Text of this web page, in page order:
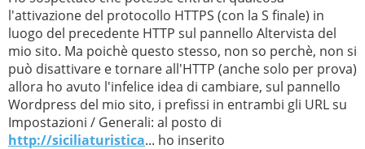
l'attivazione del protocollo HTTPS (con la S finale) in
luogo del precedente HTTP sul pannello Altervista del
mio sito. Ma poichè questo stesso, non so perchè, non si
può disattivare e tornare all'HTTP (anche solo per prova)
allora ho avuto l'infelice idea di cambiare, sul pannello
Wordpress del mio sito, i prefissi in entrambi gli URL su
Impostazioni / Generali: al posto di
http://siciliaturistica... ho inserito